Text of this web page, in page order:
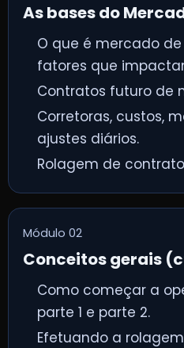
As bases do
O que é mercado
fatores que
Contratos futuro de
Corretoras, custos,
ajustes diários.
Rolagem de
Módulo 02
Conceitos gerais
Como começar a
parte 1 e parte 2.
Efetuando a